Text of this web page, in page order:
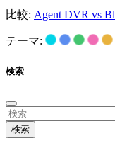
比較: Agent DVR vs
テーマ:
検索
検索